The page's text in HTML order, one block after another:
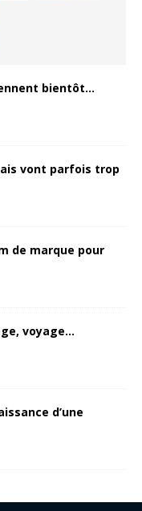
bientôt…
vont parfois trop
de marque pour
voyage…
d’une